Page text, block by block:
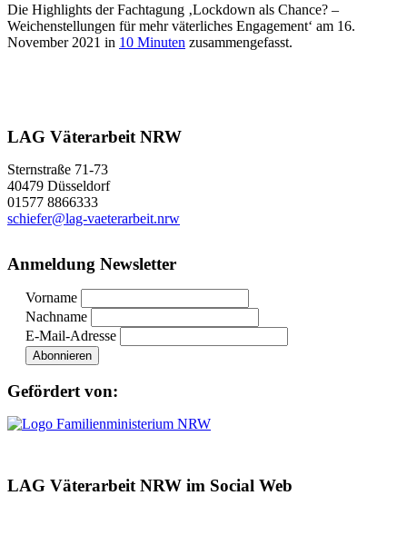
Die Highlights der Fachtagung ‚Lockdown als Chance? –
Weichenstellungen für mehr väterliches Engagement‘ am 16.
November 2021 in 10 Minuten zusammengefasst.
LAG Väterarbeit NRW
Sternstraße 71-73
40479 Düsseldorf
01577 8866333
schiefer@lag-vaeterarbeit.nrw
Anmeldung Newsletter
Vorname
Nachname
E-Mail-Adresse
Gefördert von:
LAG Väterarbeit NRW im Social Web